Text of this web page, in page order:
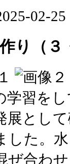
02-
り（３
習をし
展とし
した。
ぜ合わ